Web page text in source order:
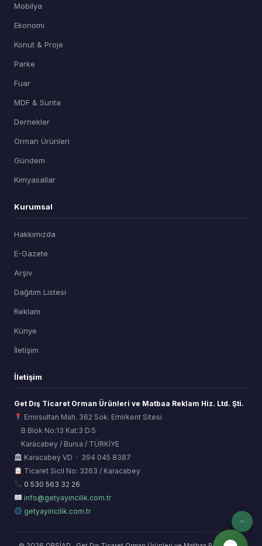
Mobilya
Ekonomi
Konut & Proje
Parke
Fuar
MDF & Sunta
Dernekler
Orman Ürünleri
Gündem
Kimyasallar
Kurumsal
Hakkımızda
E-Gazete
Arşiv
Dağıtım Listesi
Reklam
Künye
İletişim
İletişim
Get Dış Ticaret Orman Ürünleri ve Matbaa Reklam Hiz. Ltd. Şti.
Emirsultan Mah. 362 Sok. Emirkent Sitesi
B Blok No:13 Kat:3 D:5
Karacabey / Bursa / TÜRKİYE
Karacabey VD · 394 045 8387
Ticaret Sicil No: 3263 / Karacabey
0 530 563 32 26
info@getyayincilik.com.tr
getyayincilik.com.tr
ORSİAD AI
Sektörel Hafıza Asistanı